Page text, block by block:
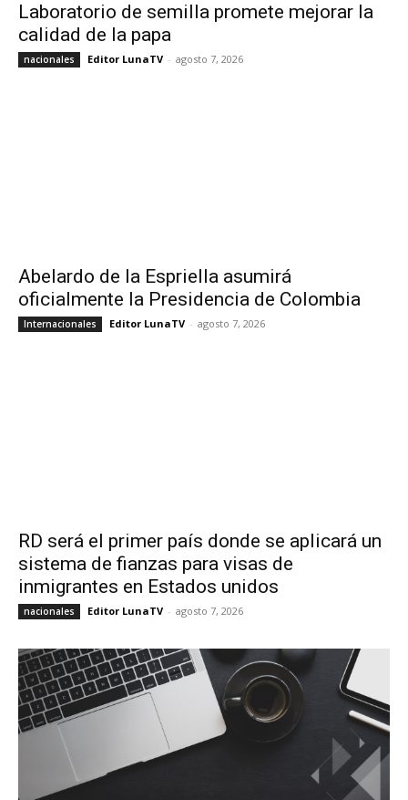
Laboratorio de semilla promete mejorar la
calidad de la papa
nacionales Editor LunaTV - agosto 7, 2026
Abelardo de la Espriella asumirá
oficialmente la Presidencia de Colombia
Internacionales Editor LunaTV - agosto 7, 2026
RD será el primer país donde se aplicará un
sistema de fianzas para visas de
inmigrantes en Estados unidos
nacionales Editor LunaTV - agosto 7, 2026